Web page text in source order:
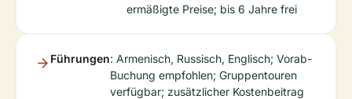
ermäßigte Preise; bis 6 Jahre frei
Führungen: Armenisch, Russisch, Englisch; Vorab-
Buchung empfohlen; Gruppentouren
verfügbar; zusätzlicher Kostenbeitrag